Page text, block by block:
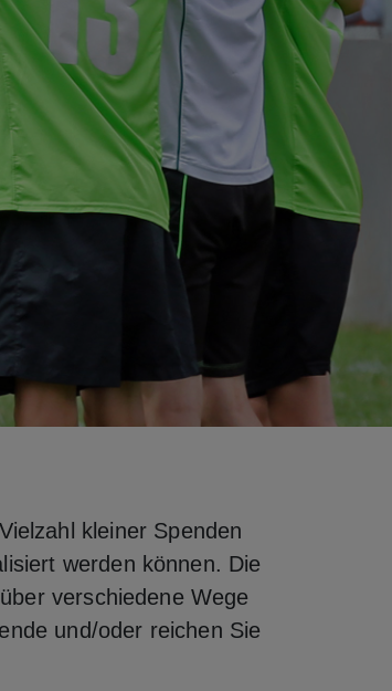
kleiner Spenden
werden können. Die
verschiedene Wege
und/oder reichen Sie